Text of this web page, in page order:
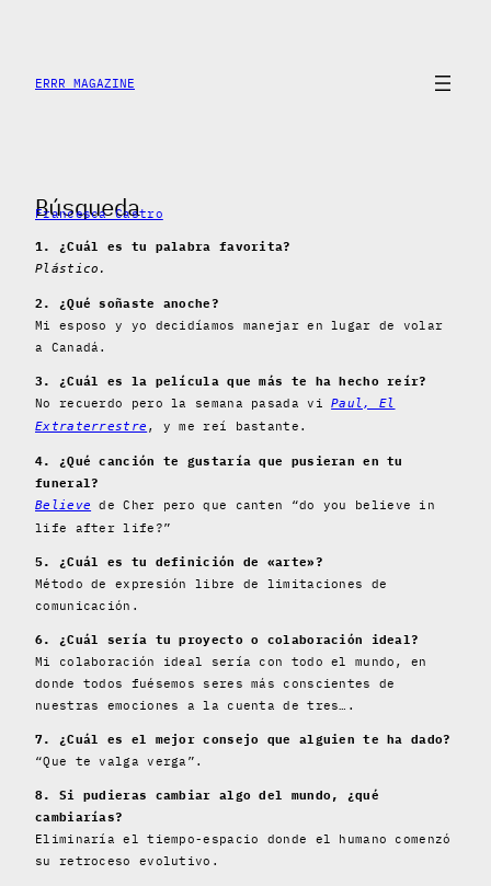
contenido
ERRR MAGAZINE
Búsqueda
Francesca Castro
1. ¿Cuál es tu palabra favorita?
Plástico.
2. ¿Qué soñaste anoche?
Mi esposo y yo decidíamos manejar en lugar de volar
a Canadá.
3. ¿Cuál es la película que más te ha hecho reír?
No recuerdo pero la semana pasada viPaul, El
Extraterrestre , y me reí bastante.
4. ¿Qué canción te gustaría que pusieran en tu
funeral?
Believe
de Cher pero que canten “do you believe in
life after life?”
5. ¿Cuál es tu definición de «arte»?
Método de expresión libre de limitaciones de
comunicación.
6. ¿Cuál sería tu proyecto o colaboración ideal?
Mi colaboración ideal sería con todo el mundo, en
donde todos fuésemos seres más conscientes de
nuestras emociones a la cuenta de tres….
7. ¿Cuál es el mejor consejo que alguien te ha dado?
“Que te valga verga”.
8. Si pudieras cambiar algo del mundo, ¿qué
cambiarías?
Eliminaría el tiempo-espacio donde el humano comenzó
su retroceso evolutivo.